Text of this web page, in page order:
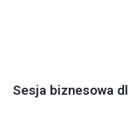
Sesja biznesowa